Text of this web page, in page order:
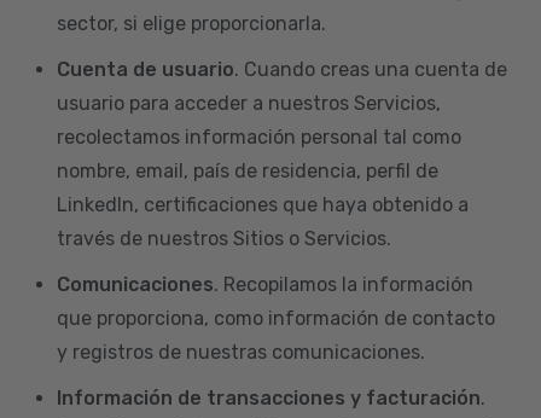
sector, si elige proporcionarla.
Cuenta de usuario. Cuando creas una cuenta de
usuario para acceder a nuestros Servicios,
recolectamos información personal tal como
nombre, email, país de residencia, perfil de
LinkedIn, certificaciones que haya obtenido a
través de nuestros Sitios o Servicios.
Comunicaciones. Recopilamos la información
que proporciona, como información de contacto
y registros de nuestras comunicaciones.
Información de transacciones y facturación.